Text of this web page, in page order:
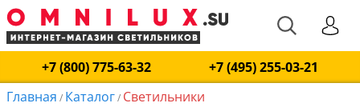
+7 (800) 775-63-32
+7 (495) 255-03-21
Главная / Каталог/ Светильники